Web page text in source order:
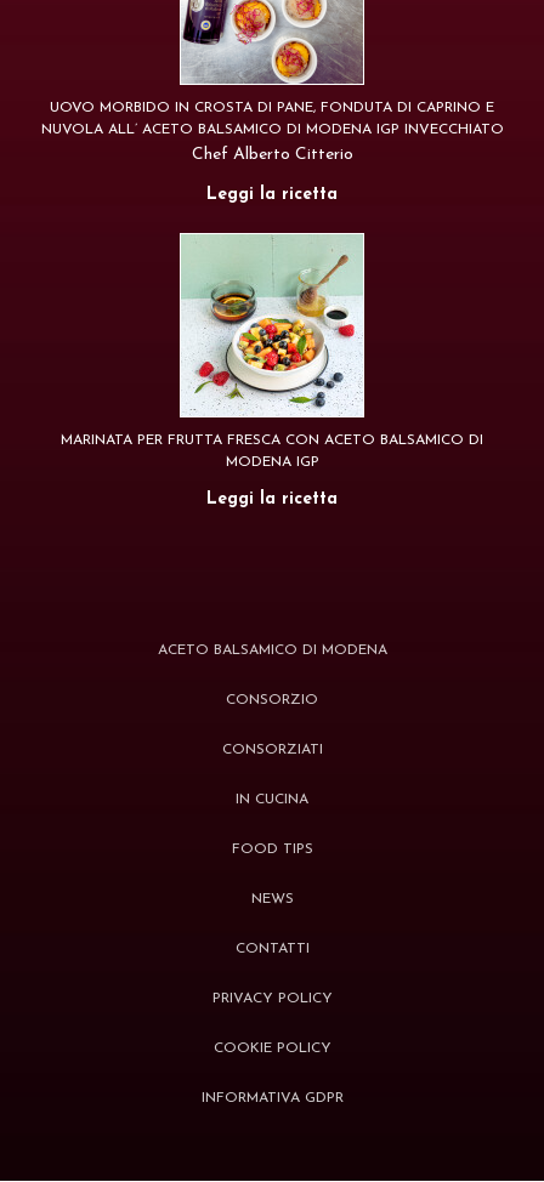
UOVO MORBIDO IN CROSTA DI PANE, FONDUTA DI CAPRINO E
NUVOLA ALL’ ACETO BALSAMICO DI MODENA IGP INVECCHIATO
Chef Alberto Citterio
Leggi la ricetta
MARINATA PER FRUTTA FRESCA CON ACETO BALSAMICO DI
MODENA IGP
Leggi la ricetta
ACETO BALSAMICO DI MODENA
CONSORZIO
CONSORZIATI
IN CUCINA
FOOD TIPS
NEWS
CONTATTI
PRIVACY POLICY
COOKIE POLICY
INFORMATIVA GDPR